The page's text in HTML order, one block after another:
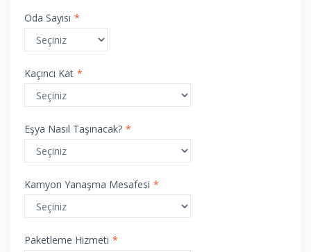
Oda Sayısı *
Kaçıncı Kat *
Eşya Nasıl Taşınacak? *
Kamyon Yanaşma Mesafesi *
Paketleme Hizmeti *